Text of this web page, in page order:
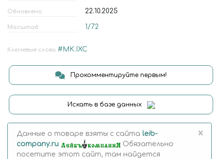
Обновлено 22.10.2025
Масштаб 1/72
Ключевые слова #MK.IXC
Прокомментируйте первым!
Искать в базе данных
Данные о товаре взяты с сайта leib-
company.ru
Обязательно
посетите этот сайт, там найдется
×